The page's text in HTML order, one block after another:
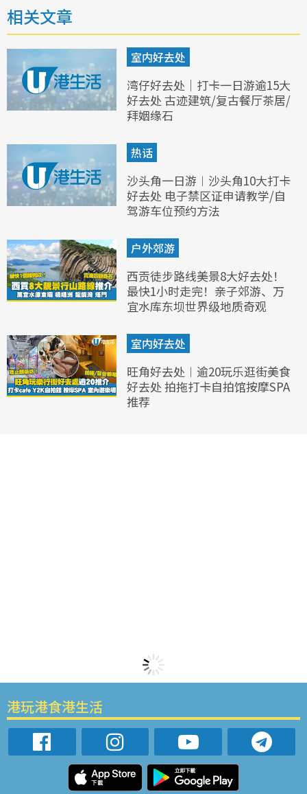
相关文章
室内好去处
湾仔好去处｜打卡一日游逾15大
好去处 古迹建筑/复古餐厅茶居/
拜姻缘石
热话
沙头角一日游︱沙头角10大打卡
好去处 电子禁区证申请教学/自
驾游车位预约方法
户外郊游
西贡徒步路线美景8大好去处！
最快1小时走完！亲子郊游、万
宜水库东坝世界级地质奇观
室内好去处
旺角好去处︱逾20玩乐逛街美食
好去处 拍拖打卡自拍馆按摩SPA
推荐
港玩港食港生活